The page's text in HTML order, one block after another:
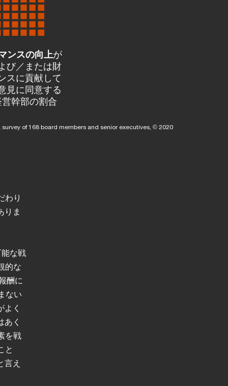
ンスの向上が
び／または財
スに貢献して
見に同意する
幹部の割合
survey of 168 board members and senior executives, © 2020
わり
りま
な戦
的な
酬に
ない
く
く
を戦
と
言え